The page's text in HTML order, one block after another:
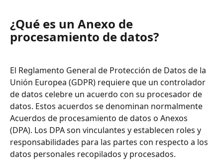
¿Qué es un Anexo de
procesamiento de datos?
El Reglamento General de Protección de Datos de la
Unión Europea (GDPR) requiere que un controlador
de datos celebre un acuerdo con su procesador de
datos. Estos acuerdos se denominan normalmente
Acuerdos de procesamiento de datos o Anexos
(DPA). Los DPA son vinculantes y establecen roles y
responsabilidades para las partes con respecto a los
datos personales recopilados y procesados.